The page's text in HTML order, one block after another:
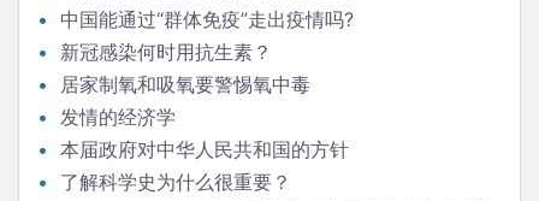
中国能通过“群体免疫”走出疫情吗?
新冠感染何时用抗生素？
居家制氧和吸氧要警惕氧中毒
发情的经济学
本届政府对中华人民共和国的方针
了解科学史为什么很重要？